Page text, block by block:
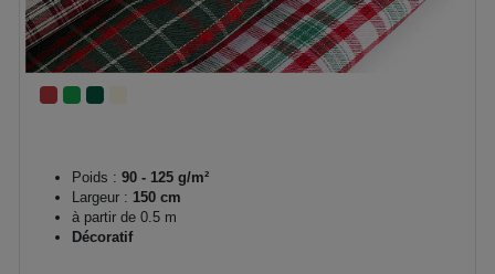
Poids : 90 - 125 g/m²
Largeur : 150 cm
à partir de 0.5 m
Décoratif